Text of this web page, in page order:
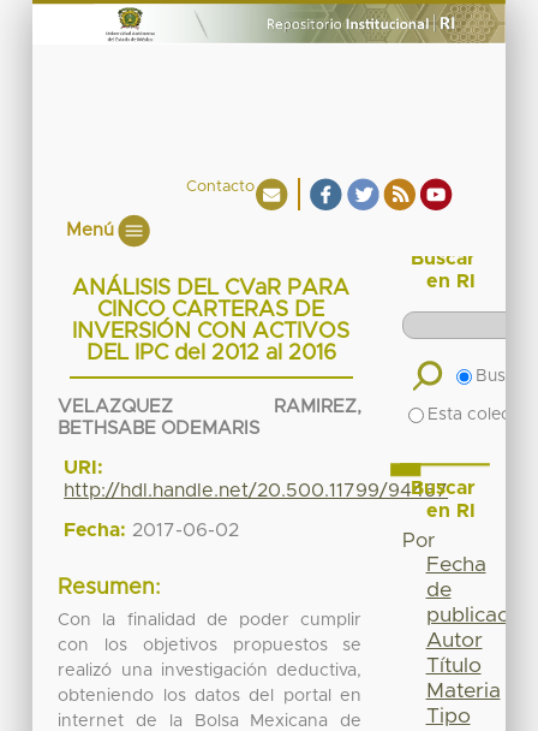
Contacto
Menú
ANÁLISIS DEL CVaR PARA
CINCO CARTERAS DE
INVERSIÓN CON ACTIVOS
DEL IPC del 2012 al 2016
VELAZQUEZ RAMIREZ,
BETHSABE ODEMARIS
URI:
http://hdl.handle.net/20.500.11799/94467
Fecha: 2017-06-02
Resumen:
Con la finalidad de poder cumplir
con los objetivos propuestos se
realizó una investigación deductiva,
obteniendo los datos del portal en
internet de la Bolsa Mexicana de
Buscar
en RI
Buscar
Esta
Buscar
en RI
Por
Fecha
de
publicación
Autor
Título
Materia
Tipo